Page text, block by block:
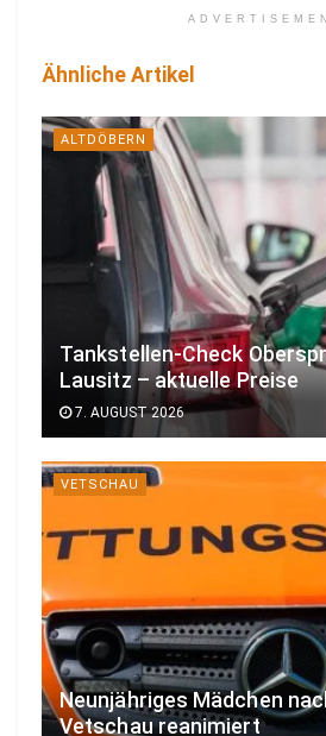
Ähnliche Artikel
ALTDÖBERN
Tankstellen-Check
Lausitz – aktuelle Preise
7. AUGUST 2026
VETSCHAU
Neunjähriges Mädchen
Vetschau reanimiert